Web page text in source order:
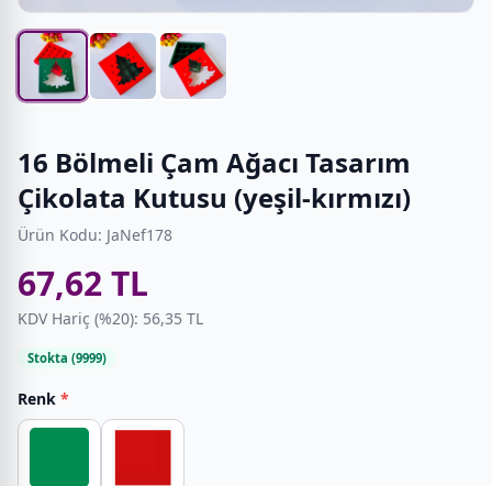
16 Bölmeli Çam Ağacı Tasarım
Çikolata Kutusu (yeşil-kırmızı)
Ürün Kodu: JaNef178
67,62 TL
KDV Hariç (%20): 56,35 TL
Stokta (9999)
Renk *